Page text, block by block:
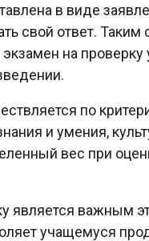
в виде
свой ответ. Таким
на
по
и умения,
вес при
является важным
учащемуся